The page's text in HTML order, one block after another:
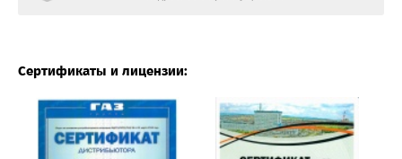
Сертификаты и лицензии: